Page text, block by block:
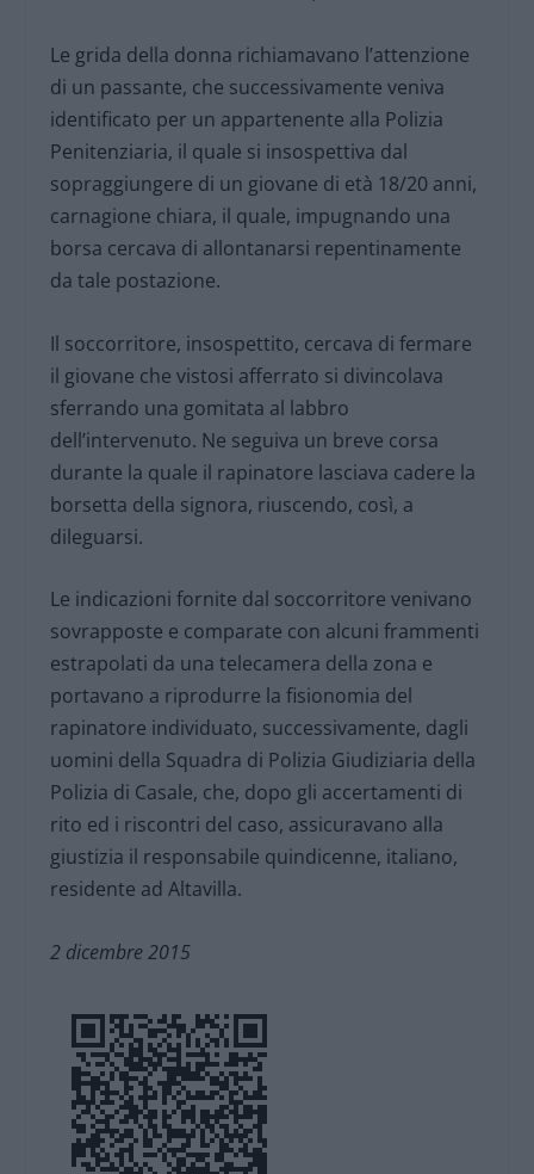
Le grida della donna richiamavano l’attenzione
di un passante, che successivamente veniva
identificato per un appartenente alla Polizia
Penitenziaria, il quale si insospettiva dal
sopraggiungere di un giovane di età 18/20 anni,
carnagione chiara, il quale, impugnando una
borsa cercava di allontanarsi repentinamente
da tale postazione.
Il soccorritore, insospettito, cercava di fermare
il giovane che vistosi afferrato si divincolava
sferrando una gomitata al labbro
dell’intervenuto. Ne seguiva un breve corsa
durante la quale il rapinatore lasciava cadere la
borsetta della signora, riuscendo, così, a
dileguarsi.
Le indicazioni fornite dal soccorritore venivano
sovrapposte e comparate con alcuni frammenti
estrapolati da una telecamera della zona e
portavano a riprodurre la fisionomia del
rapinatore individuato, successivamente, dagli
uomini della Squadra di Polizia Giudiziaria della
Polizia di Casale, che, dopo gli accertamenti di
rito ed i riscontri del caso, assicuravano alla
giustizia il responsabile quindicenne, italiano,
residente ad Altavilla.
2 dicembre 2015